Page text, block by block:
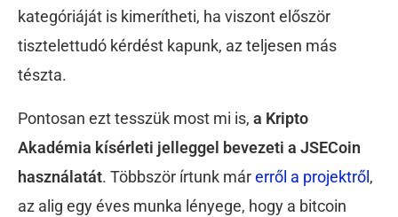
kategóriáját is kimerítheti, ha viszont először
tisztelettudó kérdést kapunk, az teljesen más
tészta.
Pontosan ezt tesszük most mi is, a Kripto
Akadémia kísérleti jelleggel bevezeti a JSECoin
használatát. Többször írtunk márerről a projektről ,
az alig egy éves munka lényege, hogy a bitcoin